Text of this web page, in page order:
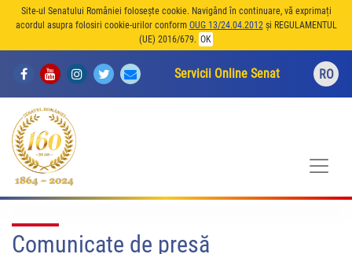
Site-ul Senatului României folosește cookie. Navigând în continuare, vă exprimați
acordul asupra folosiri cookie-urilor conform OUG 13/24.04.2012și REGULAMENTUL
(UE) 2016/679. OK
Servicii Online Senat RO
Comunicate de presă